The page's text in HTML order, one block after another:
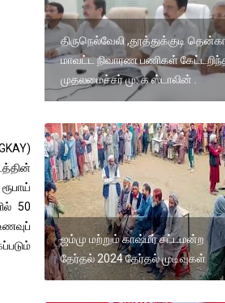
50
திருநெல்வேலி ,தூத்துக்குடி
மாவட்ட நிவாரண பணிகள்
முதலமைச்சர் மு. க ஸ்டாலின் .
ஜம்மு மற்றும் காஷ்மீர் சட்டமன்ற
தேர்தல் 2024 தேர்தல் முடிவுகள்